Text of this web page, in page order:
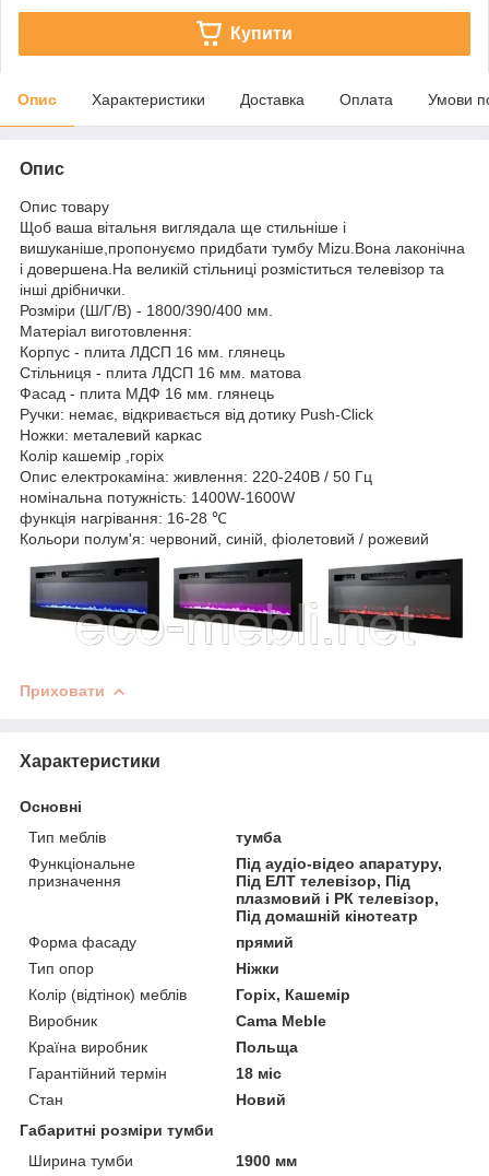
Купити
Опис Характеристики Доставка Оплата Умови
Опис
Опис товару
Щоб ваша вітальня виглядала ще стильніше і
вишуканіше,пропонуємо придбати тумбу Mizu.Вона лаконічна
і довершена.На великій стільниці розміститься телевізор та
інші дрібнички.
Розміри (Ш/Г/В) - 1800/390/400 мм.
Матеріал виготовлення:
Корпус - плита ЛДСП 16 мм. глянець
Стільниця - плита ЛДСП 16 мм. матова
Фасад - плита МДФ 16 мм. глянець
Ручки: немає, відкривається від дотику Push-Click
Ножки: металевий каркас
Колір кашемір ,горіх
Опис електрокаміна: живлення: 220-240В / 50 Гц
номінальна потужність: 1400W-1600W
функція нагрівання: 16-28 ℃
Кольори полум'я: червоний, синій, фіолетовий / рожевий
Приховати
Характеристики
Основні
Тип меблів
тумба
Функціональне
призначення
Під аудіо-відео апаратуру,
Під ЕЛТ телевізор, Під
плазмовий і РК телевізор,
Під домашній кінотеатр
Форма фасаду
прямий
Тип опор
Ніжки
Колір (відтінок) меблів
Горіх, Кашемір
Виробник
Cama Meble
Країна виробник
Польща
Гарантійний термін
18 міс
Стан
Новий
Габаритні розміри тумби
Ширина тумби
1900 мм